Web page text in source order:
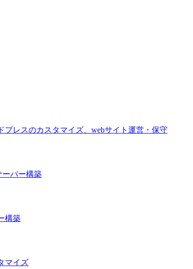
レスのカスタマイズ、webサイト運営・保守
ーバー構築
構築
マイズ